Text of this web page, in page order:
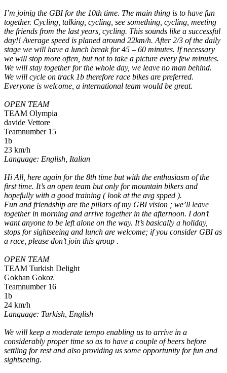
I’m joinig the GBI for the 10th time. The main thing is to have fun
together. Cycling, talking, cycling, see something, cycling, meeting
the friends from the last years, cycling. This sounds like a successful
day!! Average speed is planed around 22km/h. After 2/3 of the daily
stage we will have a lunch break for 45 – 60 minutes. If necessary
we will stop more often, but not to take a picture every few minutes.
We will stay together for the whole day, we leave no man behind.
We will cycle on track 1b therefore race bikes are preferred.
Everyone is welcome, a international team would be great.
OPEN TEAM
TEAM Olympia
davide Vettore
Teamnumber 15
1b
23 km/h
Language: English, Italian
Hi All, here again for the 8th time but with the enthusiasm of the
first time. It’s an open team but only for mountain bikers and
hopefully with a good training ( look at the avg spped ).
Fun and friendship are the pillars of my GBI vision ; we’ll leave
together in morning and arrive together in the afternoon. I don’t
want anyone to be left alone on the way. It’s basically a holiday,
stops for sightseeing and lunch are welcome; if you consider GBI as
a race, please don’t join this group .
OPEN TEAM
TEAM Turkish Delight
Gokhan Gokoz
Teamnumber 16
1b
24 km/h
Language: Turkish, English
We will keep a moderate tempo enabling us to arrive in a
considerably proper time so as to have a couple of beers before
settling for rest and also providing us some opportunity for fun and
sightseeing.